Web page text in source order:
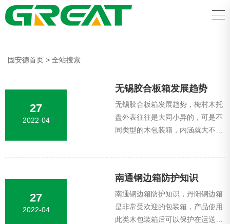
固安德首页 > 全站搜索
27
2022-04
无锡胶合板箱发展趋势
无锡胶合板箱发展趋势，梅村木托
盘外表往往是大同小异的，可是不
同类型的木包装箱，内涵就大不一
得一般，可是当你深入了解它，采
27
2022-04
南通钢边箱防护知识
南通钢边箱防护知识，丹阳钢边箱
是非常受欢迎的包装箱，产品使用
此类木包装箱后可以保护在运送时